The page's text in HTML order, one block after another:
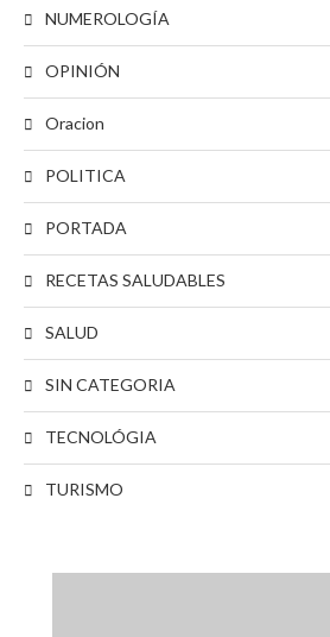
NUMEROLOGÍA
OPINIÓN
Oracion
POLITICA
PORTADA
RECETAS SALUDABLES
SALUD
SIN CATEGORIA
TECNOLÓGIA
TURISMO